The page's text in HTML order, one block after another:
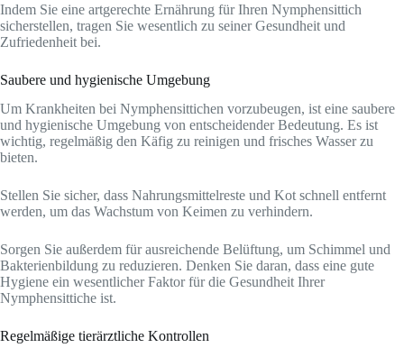
Indem Sie eine artgerechte Ernährung für Ihren Nymphensittich
sicherstellen, tragen Sie wesentlich zu seiner Gesundheit und
Zufriedenheit bei.
Saubere und hygienische Umgebung
Um Krankheiten bei Nymphensittichen vorzubeugen, ist eine saubere
und hygienische Umgebung von entscheidender Bedeutung. Es ist
wichtig, regelmäßig den Käfig zu reinigen und frisches Wasser zu
bieten.
Stellen Sie sicher, dass Nahrungsmittelreste und Kot schnell entfernt
werden, um das Wachstum von Keimen zu verhindern.
Sorgen Sie außerdem für ausreichende Belüftung, um Schimmel und
Bakterienbildung zu reduzieren. Denken Sie daran, dass eine gute
Hygiene ein wesentlicher Faktor für die Gesundheit Ihrer
Nymphensittiche ist.
Regelmäßige tierärztliche Kontrollen